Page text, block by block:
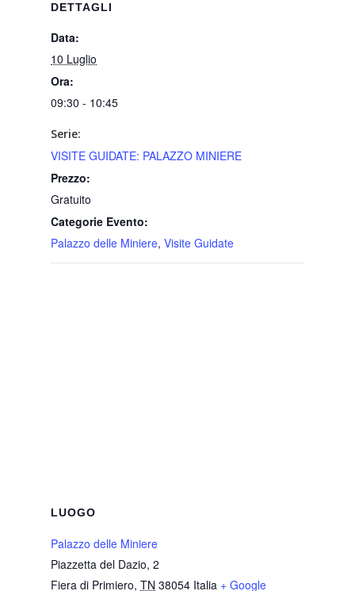
DETTAGLI
Data:
10 Luglio
Ora:
09:30 - 10:45
Serie:
VISITE GUIDATE: PALAZZO MINIERE
Prezzo:
Gratuito
Categorie Evento:
Palazzo delle Miniere, Visite Guidate
LUOGO
Palazzo delle Miniere
Piazzetta del Dazio, 2
Fiera di Primiero, TN 38054 Italia + Google